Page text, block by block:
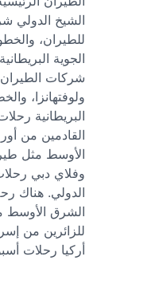
الشيخ الدولي
للطيران،
الجوية
شركات الطيران
ولوفتهانزا،
البريطانية
القادمين من
الأوسط مثل
وفلاي دبي
الدولي. هناك
الشرق الأوسط
للزائرين من
أركيا رحلات